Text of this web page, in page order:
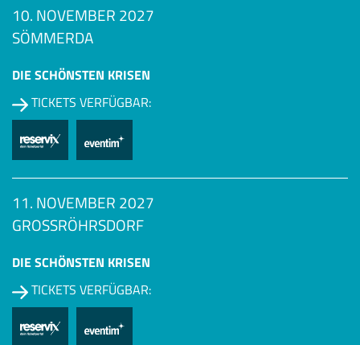
10. NOVEMBER 2027
SÖMMERDA
DIE SCHÖNSTEN KRISEN
TICKETS VERFÜGBAR:
11. NOVEMBER 2027
GROSSRÖHRSDORF
DIE SCHÖNSTEN KRISEN
TICKETS VERFÜGBAR: